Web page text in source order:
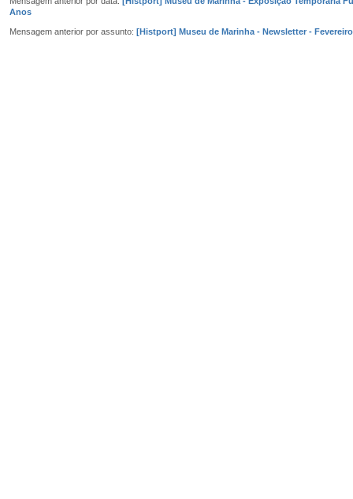
Anos
Mensagem anterior por assunto: [Histport] Museu de Marinha - Newsletter -